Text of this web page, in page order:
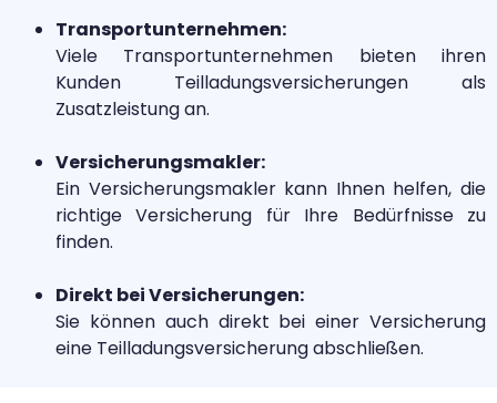
Transportunternehmen:
Viele Transportunternehmen bieten ihren
Kunden Teilladungsversicherungen als
Zusatzleistung an.
Versicherungsmakler:
Ein Versicherungsmakler kann Ihnen helfen, die
richtige Versicherung für Ihre Bedürfnisse zu
finden.
Direkt bei Versicherungen:
Sie können auch direkt bei einer Versicherung
eine Teilladungsversicherung abschließen.